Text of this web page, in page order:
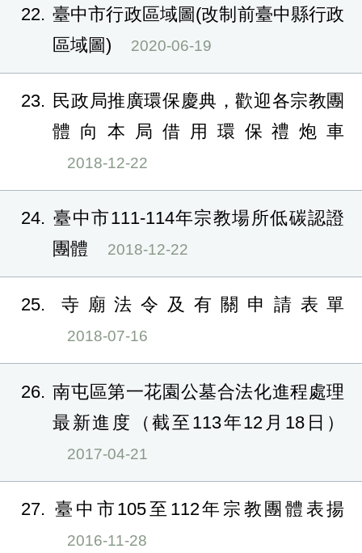
22
臺中市行政區域圖(改制前臺中縣行政
區域圖)
2020-06-19
23
民政局推廣環保慶典，歡迎各宗教團
體向本局借用環保禮炮車
2018-12-22
24
臺中市111-114年宗教場所低碳認證
團體
2018-12-22
25 寺廟法令及有關申請表單
2018-07-16
26 南屯區第一花園公墓合法化進程處理
最新進度（截至113年12月18日）
2017-04-21
27 臺中市105至112年宗教團體表揚
2016-11-28